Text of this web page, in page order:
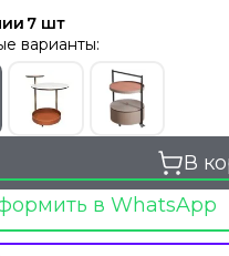
7
варианты:
В
в WhatsApp